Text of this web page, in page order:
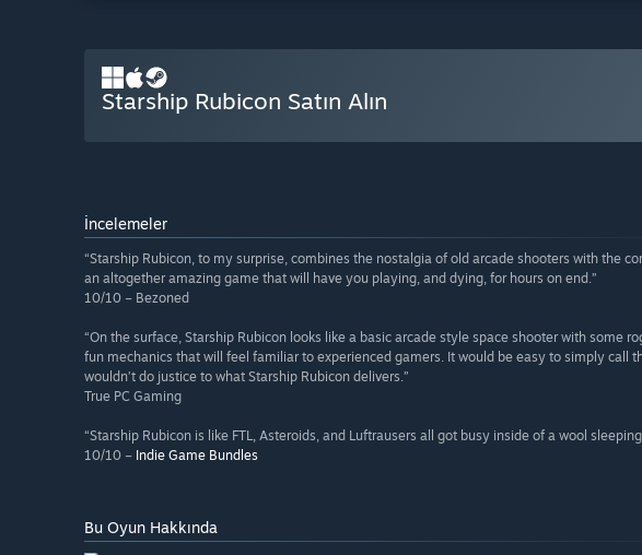
Starship Rubicon Satın Alın
İncelemeler
“Starship Rubicon, to my surprise, combines the nostalgia of old arcade shooters with the
an altogether amazing game that will have you playing, and dying, for hours on end.”
10/10 – Bezoned
“On the surface, Starship Rubicon looks like a basic arcade style space shooter with some
fun mechanics that will feel familiar to experienced gamers. It would be easy to simply call
wouldn’t do justice to what Starship Rubicon delivers.”
True PC Gaming
“Starship Rubicon is like FTL, Asteroids, and Luftrausers all got busy inside of a wool
10/10 – Indie Game Bundles
Bu Oyun Hakkında